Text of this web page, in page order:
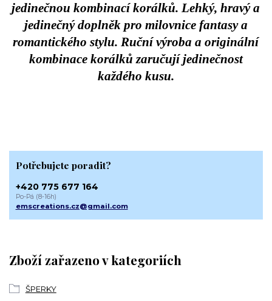
jedinečnou kombinací korálků. Lehký, hravý a
jedinečný doplněk pro milovnice fantasy a
romantického stylu. Ruční výroba a originální
kombinace korálků zaručují jedinečnost
každého kusu.
Zboží zařazeno v kategoriích
ŠPERKY
Potřebujete poradit?
+420 775 677 164
Po-Pá (8-16h)
emscreations.cz@gmail.com